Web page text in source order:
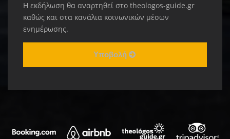
Η εκδήλωση θα αναρτηθεί στο theologos-guide.gr
καθώς και στα κανάλια κοινωνικών μέσων
ενημέρωσης.
Υποβολή